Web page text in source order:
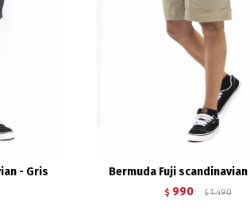
- Gris Bermuda Fuji
$ 990 $ 1.490